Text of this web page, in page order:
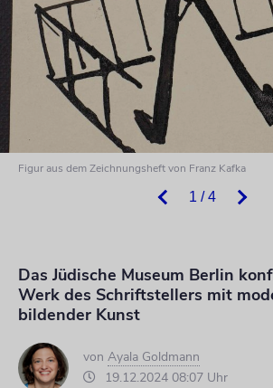
1 / 4
Figur aus dem Zeichnungsheft von Franz Kafka
Das Jüdische Museum Berlin
Werk des Schriftstellers mit
bildender Kunst
von Ayala Goldmann
19.12.2024 08:07 Uhr